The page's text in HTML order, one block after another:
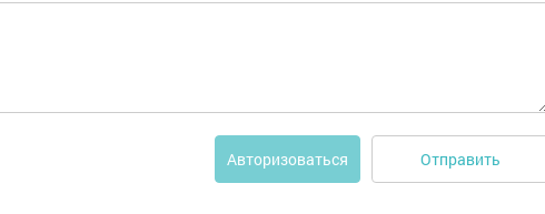
Авторизоваться Отправить